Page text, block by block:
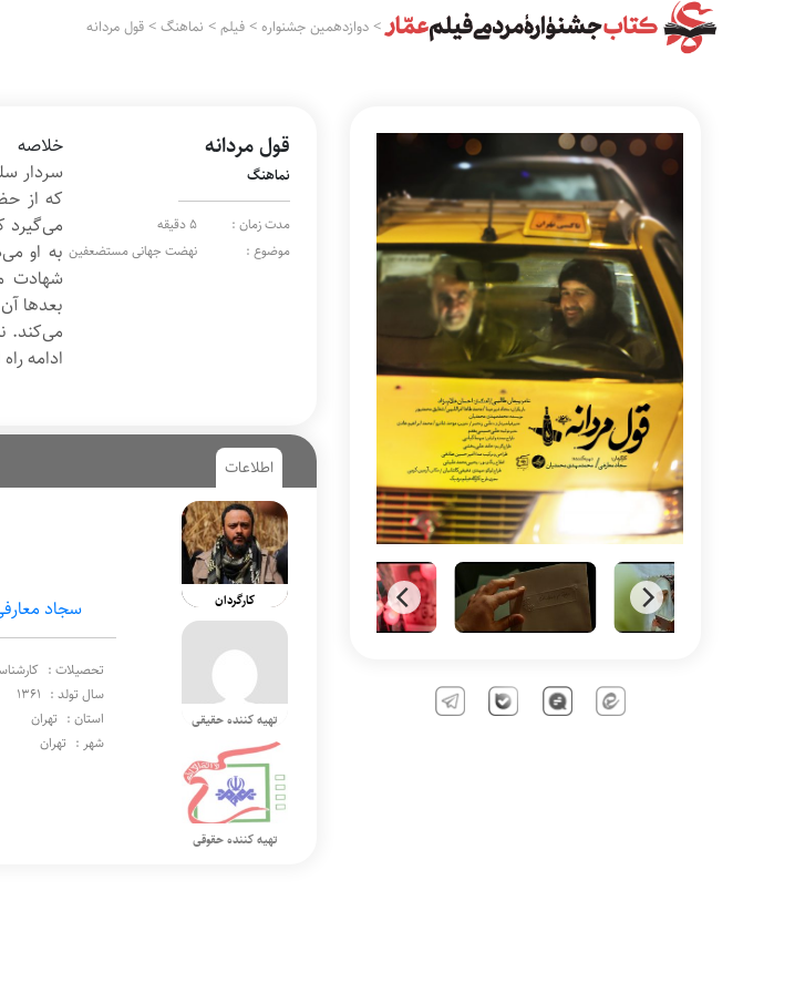
>دوازدهمین جشنواره >فیلم > نماهنگ >قول مردانه
قول مردانه
نماهنگ
مدت زمان :
5 دقیقه
موضوع :
نهضت جهانی مستضعفین
خلاصه
سردار
که از
می‌گیرد
به او
شهادت
بعدها
می‌کند.
ادامه
اطلاعات
کارگردان
تهیه کننده حقیقی
تهیه کننده حقوقی
سجاد
تحصیلات :
سال تولد : 1361
استان : تهران
شهر : تهران